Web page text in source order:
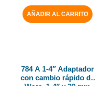
AÑADIR AL CARRITO
784 A 1-4″ Adaptador
con cambio rápido de
Wera, 1-4″ x 30 mm